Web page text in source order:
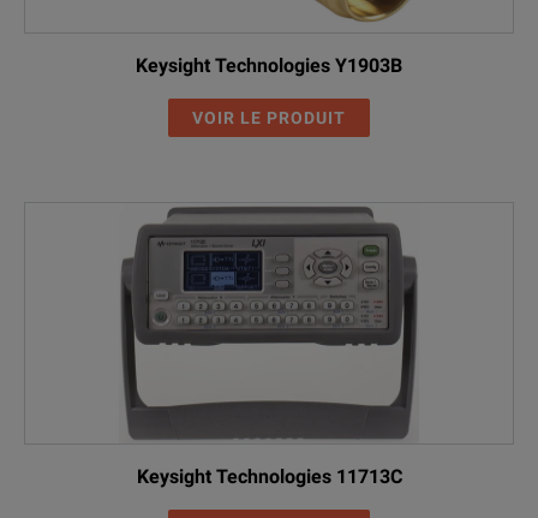
Keysight Technologies Y1903B
VOIR LE PRODUIT
Keysight Technologies 11713C